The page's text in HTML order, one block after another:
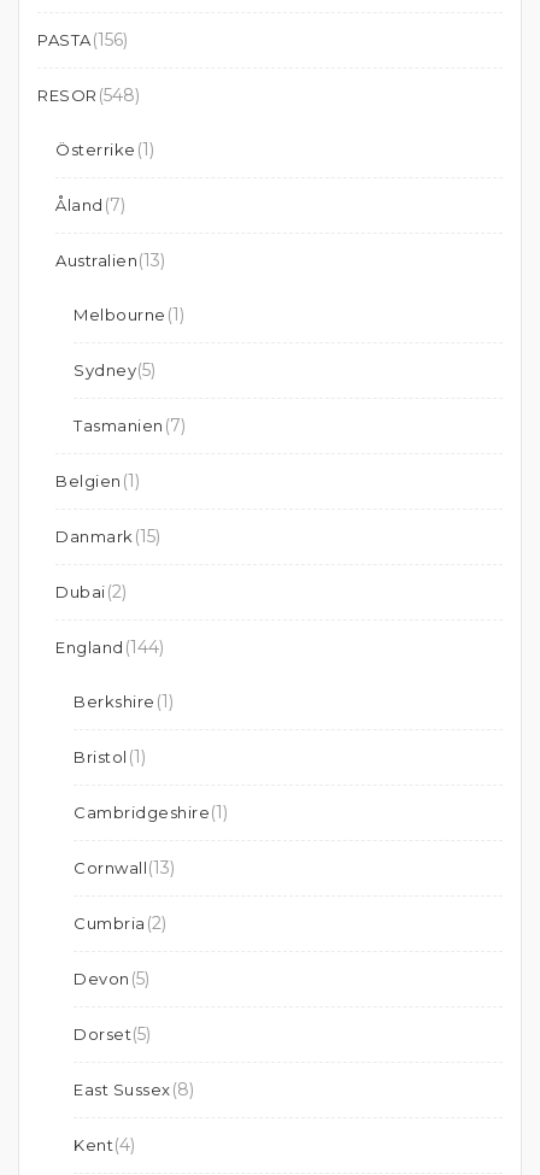
PASTA(156)
RESOR (548)
Österrike (1)
Åland (7)
Australien(13)
Melbourne (1)
Sydney(5)
Tasmanien (7)
Belgien (1)
Danmark (15)
Dubai(2)
England (144)
Berkshire (1)
Bristol (1)
Cambridgeshire(1)
Cornwall(13)
Cumbria (2)
Devon (5)
Dorset(5)
East Sussex(8)
Kent(4)